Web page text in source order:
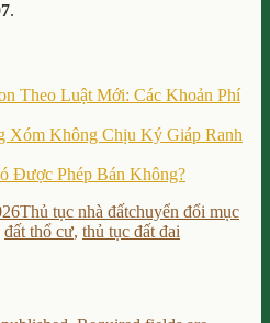
.
Theo Luật Mới: Các Khoản Phí
Xóm Không Chịu Ký Giáp Ranh
Được Phép Bán Không?
Categories
Thủ tục nhà đấtTags
chuyển đổi mục
đất thổ cư, thủ tục đất đai